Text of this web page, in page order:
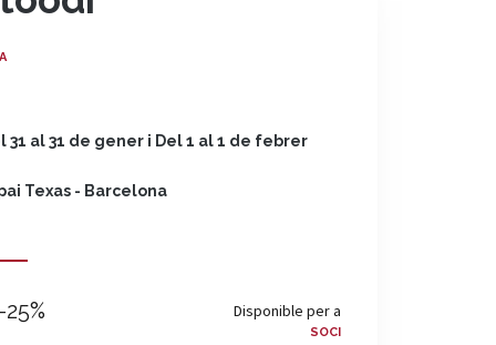
31 al 31 de gener i Del 1 al 1 de febrer
Texas - Barcelona
-25% Disponible per a
SOCI